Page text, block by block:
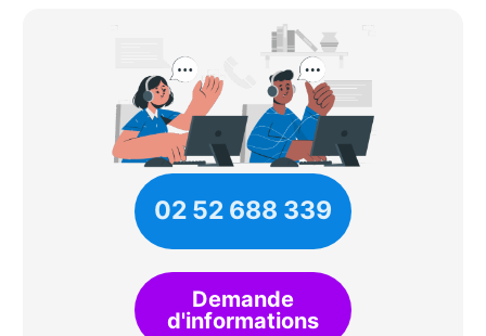
02 52 688 339
Demande
d'informations